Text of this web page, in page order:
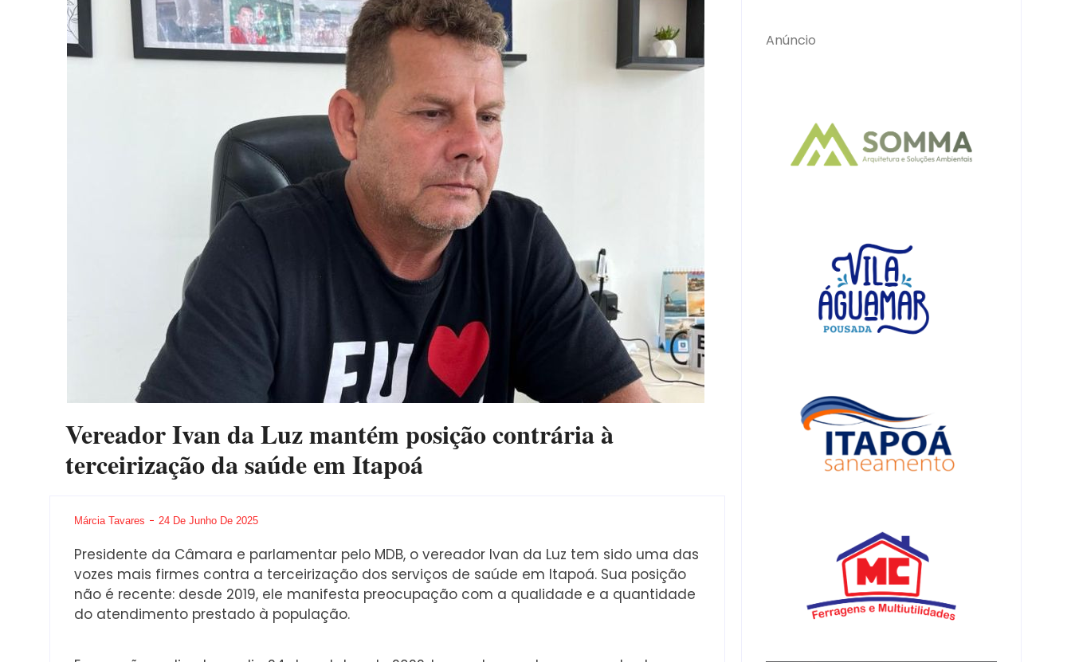
Vereador Ivan da Luz mantém posição contrária à
terceirização da saúde em Itapoá
Márcia Tavares 24 De Junho De 2025
Presidente da Câmara e parlamentar pelo MDB, o vereador Ivan da Luz tem sido uma das
vozes mais firmes contra a terceirização dos serviços de saúde em Itapoá. Sua posição
não é recente: desde 2019, ele manifesta preocupação com a qualidade e a quantidade
do atendimento prestado à população.
Anúncio